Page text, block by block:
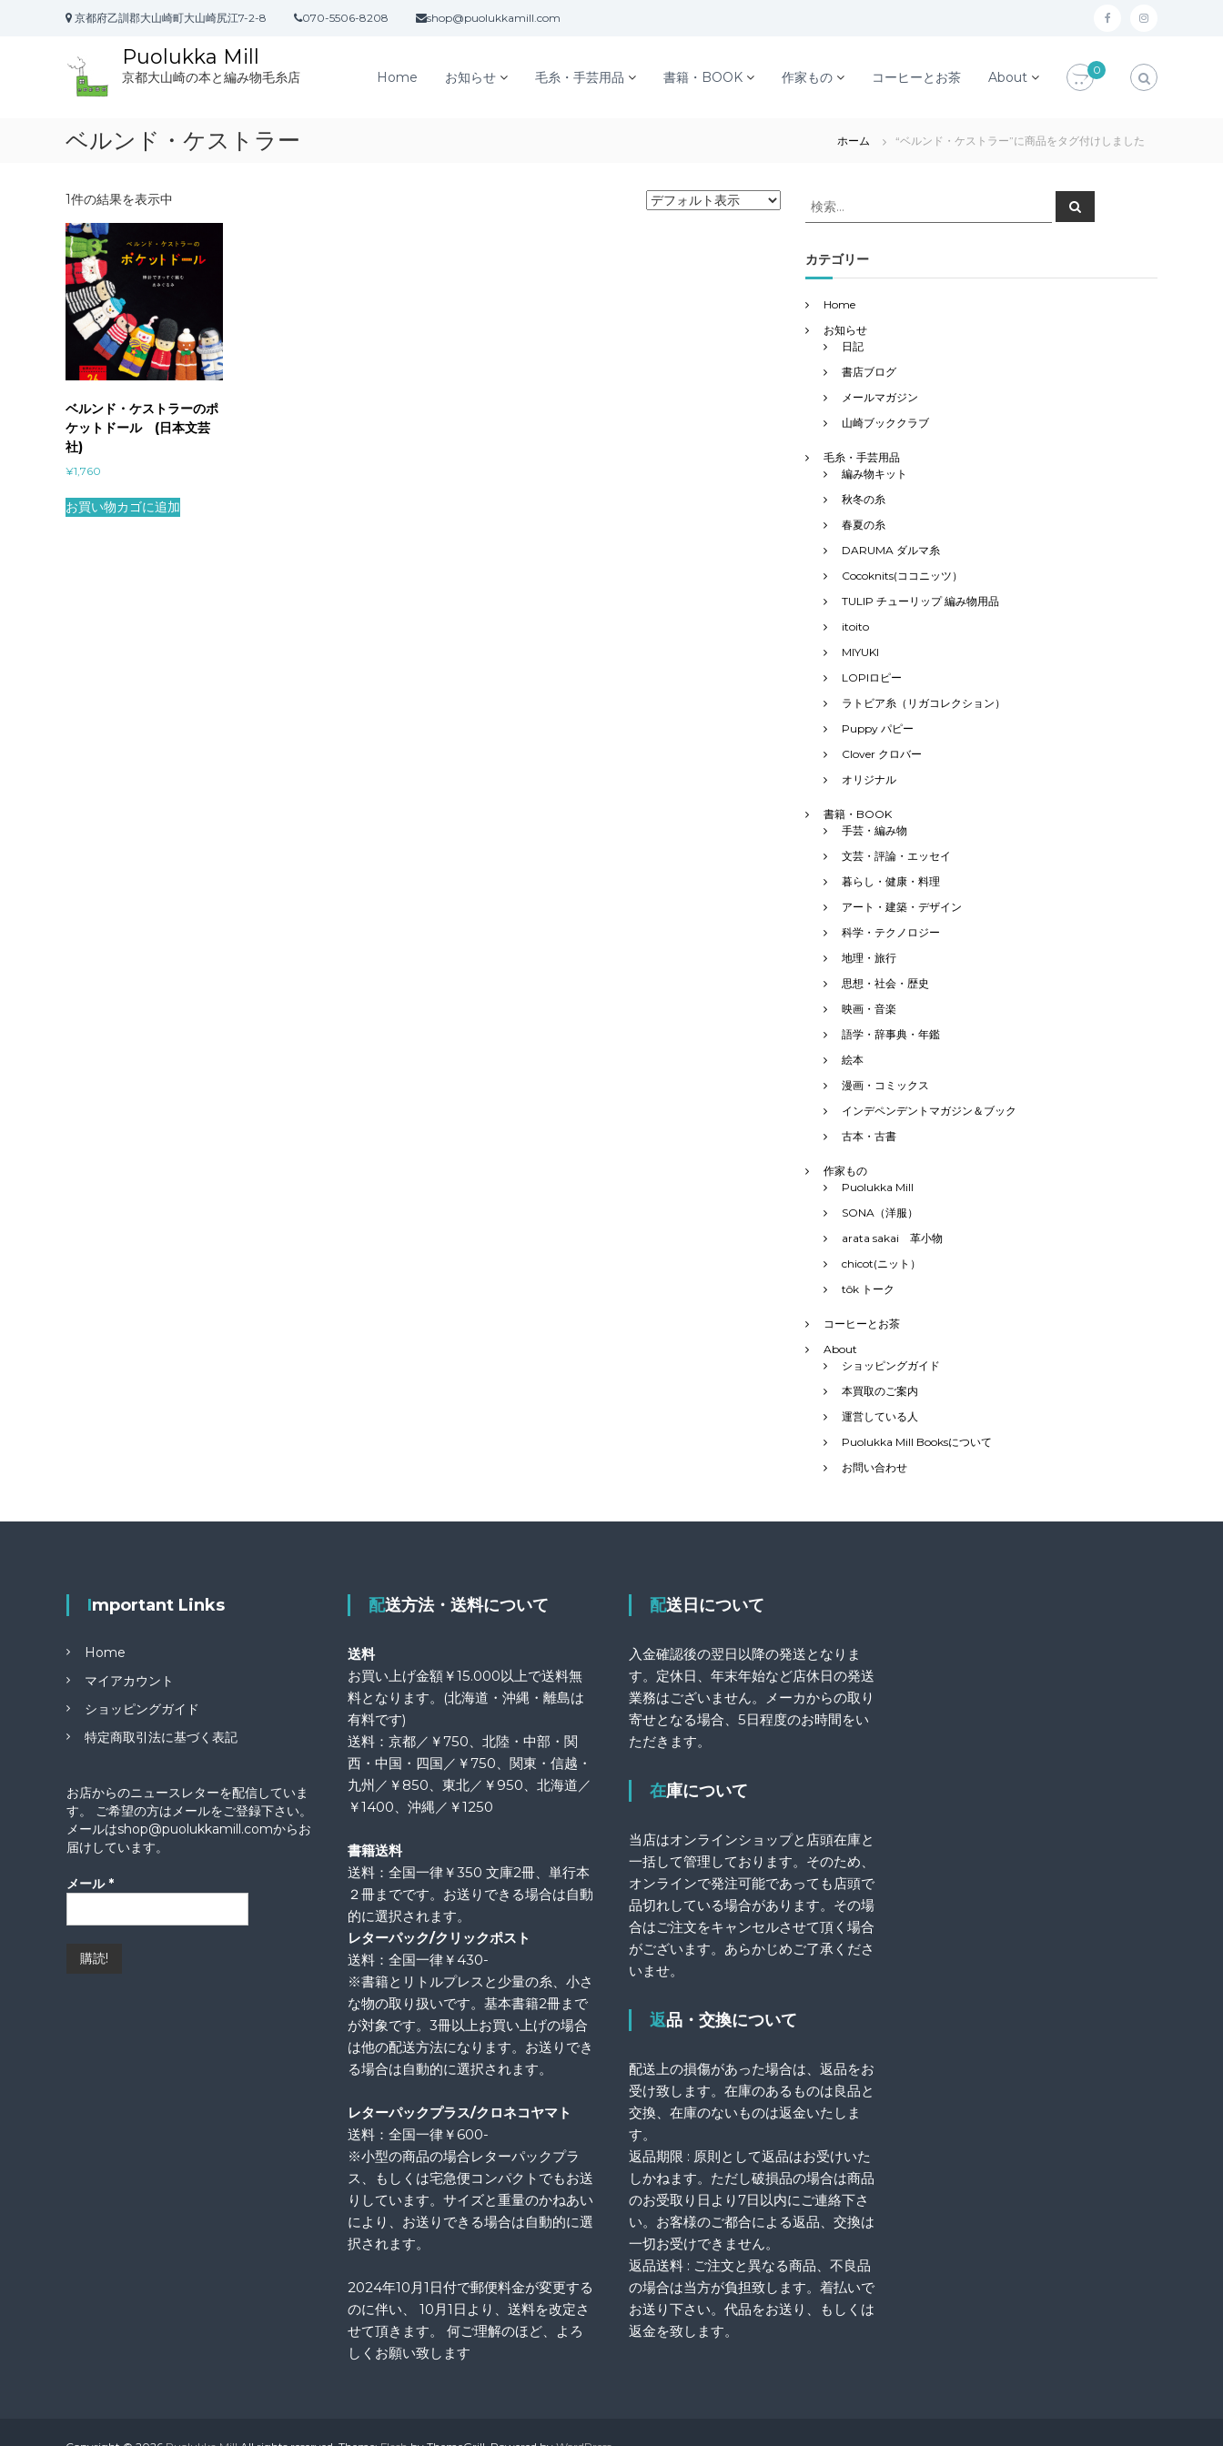
京都府乙訓郡大山崎町大山崎尻江7-2-8 070-5506-8208 shop@puolukkamill.com f i
Puolukka Mill
京都大山崎の本と編み物毛糸店 Home お知らせ 毛糸・手芸用品 書籍・BOOK 作家もの コーヒーとお茶 About 0
ベルンド・ケストラー ホーム “ベルンド・ケストラー”に商品をタグ付けしました
1件の結果を表示中
ベルンド・ケストラーのポ
ケットドール (日本文芸
社)
¥1,760
お買い物カゴに追加
検
索
象
:
検
索
カテゴリー
Home
お知らせ
日記
書店ブログ
メールマガジン
山崎ブッククラブ
毛糸・手芸用品
編み物キット
秋冬の糸
春夏の糸
DARUMA ダルマ糸
Cocoknits(ココニッツ）
TULIP チューリップ 編み物用品
itoito
MIYUKI
LOPIロピー
ラトビア糸（リガコレクション）
Puppy パピー
Clover クロバー
オリジナル
書籍・BOOK
手芸・編み物
文芸・評論・エッセイ
暮らし・健康・料理
アート・建築・デザイン
科学・テクノロジー
地理・旅行
思想・社会・歴史
映画・音楽
語学・辞事典・年鑑
絵本
漫画・コミックス
インデペンデントマガジン＆ブック
古本・古書
作家もの
Puolukka Mill
SONA（洋服）
arata sakai 革小物
chicot(ニット）
tôk トーク
コーヒーとお茶
About
ショッピングガイド
本買取のご案内
運営している人
Puolukka Mill Booksについて
お問い合わせ
Important Links
Home
マイアカウント
ショッピングガイド
特定商取引法に基づく表記
お店からのニュースレターを配信していま
す。 ご希望の方はメールをご登録下さい。
メールはshop@puolukkamill.comからお
届けしています。
メール *
配送方法・送料について
送料
お買い上げ金額￥15.000以上で送料無
料となります。(北海道・沖縄・離島は
有料です)
送料：京都／￥750、北陸・中部・関
西・中国・四国／￥750、関東・信越・
九州／￥850、東北／￥950、北海道／
￥1400、沖縄／￥1250
書籍送料
送料：全国一律￥350 文庫2冊、単行本
２冊までです。お送りできる場合は自動
的に選択されます。
レターパック/クリックポスト
送料：全国一律￥430-
※書籍とリトルプレスと少量の糸、小さ
な物の取り扱いです。基本書籍2冊まで
が対象です。3冊以上お買い上げの場合
は他の配送方法になります。お送りでき
る場合は自動的に選択されます。
レターパックプラス/クロネコヤマト
送料：全国一律￥600-
※小型の商品の場合レターパックプラ
ス、もしくは宅急便コンパクトでもお送
りしています。サイズと重量のかねあい
により、お送りできる場合は自動的に選
択されます。
2024年10月1日付で郵便料金が変更する
のに伴い、 10月1日より、送料を改定さ
せて頂きます。 何ご理解のほど、よろ
しくお願い致します
配送日について
入金確認後の翌日以降の発送となりま
す。定休日、年末年始など店休日の発送
業務はございません。メーカからの取り
寄せとなる場合、5日程度のお時間をい
ただきます。
在庫について
当店はオンラインショップと店頭在庫と
一括して管理しております。そのため、
オンラインで発注可能であっても店頭で
品切れしている場合があります。その場
合はご注文をキャンセルさせて頂く場合
がございます。あらかじめご了承くださ
いませ。
返品・交換について
配送上の損傷があった場合は、返品をお
受け致します。在庫のあるものは良品と
交換、在庫のないものは返金いたしま
す。
返品期限 : 原則として返品はお受けいた
しかねます。ただし破損品の場合は商品
のお受取り日より7日以内にご連絡下さ
い。お客様のご都合による返品、交換は
一切お受けできません。
返品送料 : ご注文と異なる商品、不良品
の場合は当方が負担致します。着払いで
お送り下さい。代品をお送り、もしくは
返金を致します。